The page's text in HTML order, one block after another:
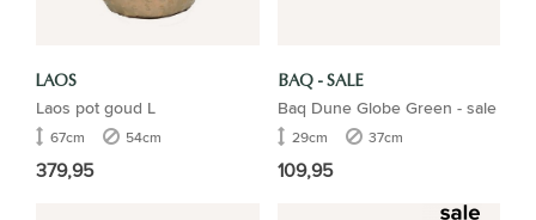
LAOS
Laos pot goud L
67cm 54cm
379,95
BAQ - SALE
Baq Dune Globe Green - sale
29cm 37cm
109,95